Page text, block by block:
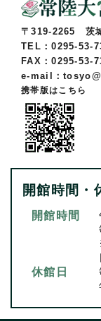
〒319-2265 茨
TEL：0295-53-
FAX：0295-53-
e-mail：
携帯版はこちら
開館時間・
開館時間
休館日